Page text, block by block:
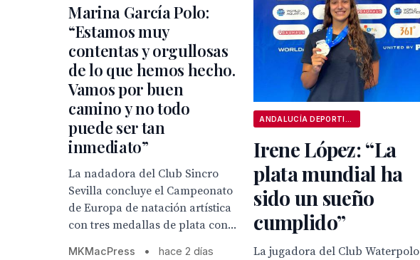
Marina García Polo:
“Estamos muy
contentas y orgullosas
de lo que hemos hecho.
Vamos por buen
camino y no todo
puede ser tan
inmediato”
La nadadora del Club Sincro
Sevilla concluye el Campeonato
de Europa de natación artística
con tres medallas de plata con...
MKMacPress • hace 2 días
Irene López: “La
plata mundial ha
sido un sueño
cumplido”
La jugadora del Club Waterpolo